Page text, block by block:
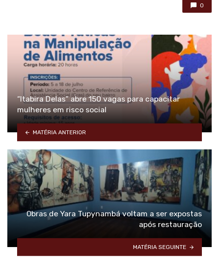
0
“Itabira Delas” abre 150 vagas para capacitar
mulheres em risco social
MATÉRIA ANTERIOR
Obras de Yara Tupynambá voltam a ser expostas
após restauração
MATÉRIA SEGUINTE